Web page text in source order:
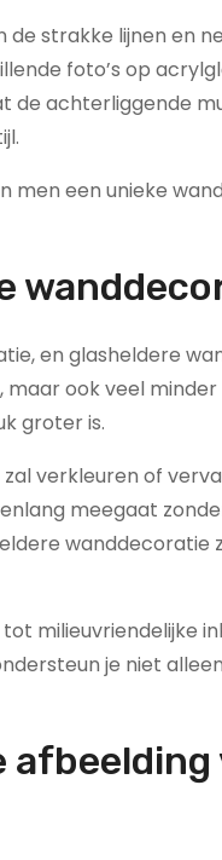
strakke lijnen en
foto’s op
de achterliggende
een unieke
en glasheldere
ook veel
groter is.
verkleuren of
meegaat
wanddecoratie
milieuvriendelijke
je niet